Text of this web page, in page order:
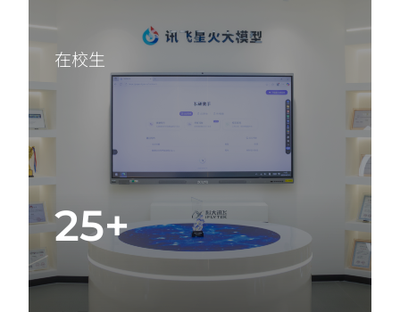
在校生
25+